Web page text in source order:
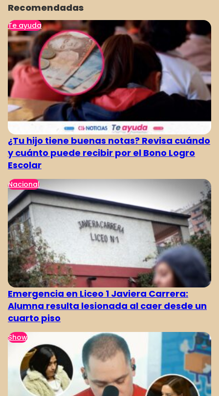
Recomendadas
Te ayuda
¿Tu hijo tiene buenas notas? Revisa cuándo
y cuánto puede recibir por el Bono Logro
Escolar
Nacional
Emergencia en Liceo 1 Javiera Carrera:
Alumna resulta lesionada al caer desde un
cuarto piso
Show